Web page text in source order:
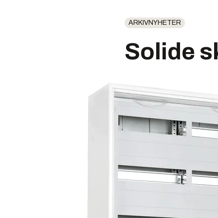
ARKIVNYHETER
Solide